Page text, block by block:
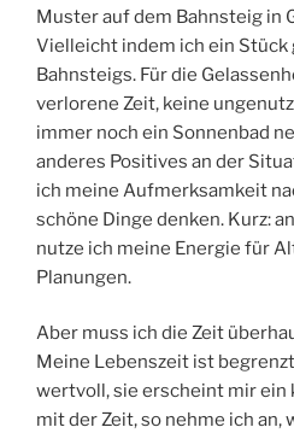
Muster auf dem Bahnsteig in
Vielleicht indem ich ein Stück
Bahnsteigs. Für die
verlorene Zeit, keine
immer noch ein Sonnenbad
anderes Positives an der
ich meine Aufmerksamkeit
schöne Dinge denken. Kurz:
nutze ich meine Energie für
Planungen.
Aber muss ich die Zeit
Meine Lebenszeit ist
wertvoll, sie erscheint mir ein
mit der Zeit, so nehme ich an,